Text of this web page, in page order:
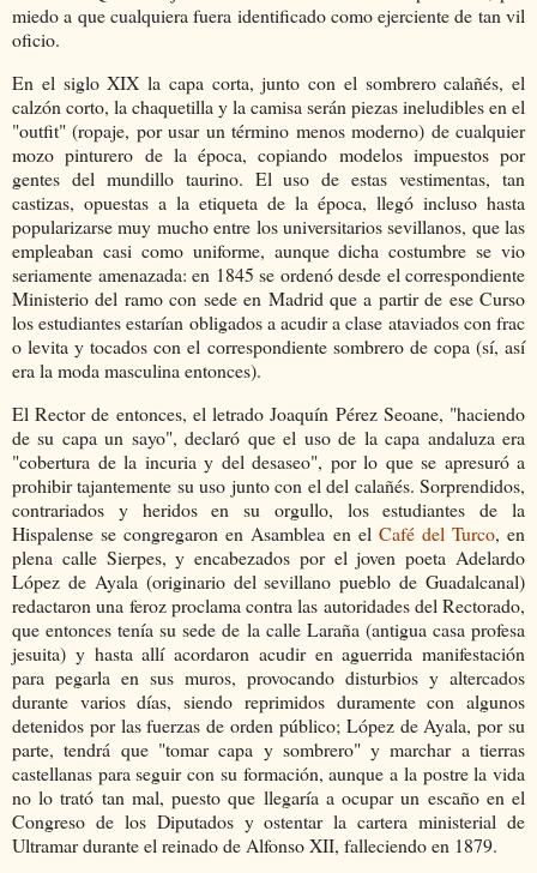
miedo a que cualquiera fuera identificado como ejerciente de tan vil
oficio.
En el siglo XIX la capa corta, junto con el sombrero calañés, el
calzón corto, la chaquetilla y la camisa serán piezas ineludibles en el
"outfit" (ropaje, por usar un término menos moderno) de cualquier
mozo pinturero de la época, copiando modelos impuestos por
gentes del mundillo taurino. El uso de estas vestimentas, tan
castizas, opuestas a la etiqueta de la época, llegó incluso hasta
popularizarse muy mucho entre los universitarios sevillanos, que las
empleaban casi como uniforme, aunque dicha costumbre se vio
seriamente amenazada: en 1845 se ordenó desde el correspondiente
Ministerio del ramo con sede en Madrid que a partir de ese Curso
los estudiantes estarían obligados a acudir a clase ataviados con frac
o levita y tocados con el correspondiente sombrero de copa (sí, así
era la moda masculina entonces).
El Rector de entonces, el letrado Joaquín Pérez Seoane, "haciendo
de su capa un sayo", declaró que el uso de la capa andaluza era
"cobertura de la incuria y del desaseo", por lo que se apresuró a
prohibir tajantemente su uso junto con el del calañés. Sorprendidos,
contrariados y heridos en su orgullo, los estudiantes de la
Hispalense se congregaron en Asamblea en el Café del Turco, en
plena calle Sierpes, y encabezados por el joven poeta Adelardo
López de Ayala (originario del sevillano pueblo de Guadalcanal)
redactaron una feroz proclama contra las autoridades del Rectorado,
que entonces tenía su sede de la calle Laraña (antigua casa profesa
jesuita) y hasta allí acordaron acudir en aguerrida manifestación
para pegarla en sus muros, provocando disturbios y altercados
durante varios días, siendo reprimidos duramente con algunos
detenidos por las fuerzas de orden público; López de Ayala, por su
parte, tendrá que "tomar capa y sombrero" y marchar a tierras
castellanas para seguir con su formación, aunque a la postre la vida
no lo trató tan mal, puesto que llegaría a ocupar un escaño en el
Congreso de los Diputados y ostentar la cartera ministerial de
Ultramar durante el reinado de Alfonso XII, falleciendo en 1879.